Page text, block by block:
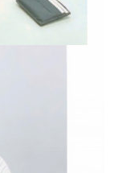
Các Loại